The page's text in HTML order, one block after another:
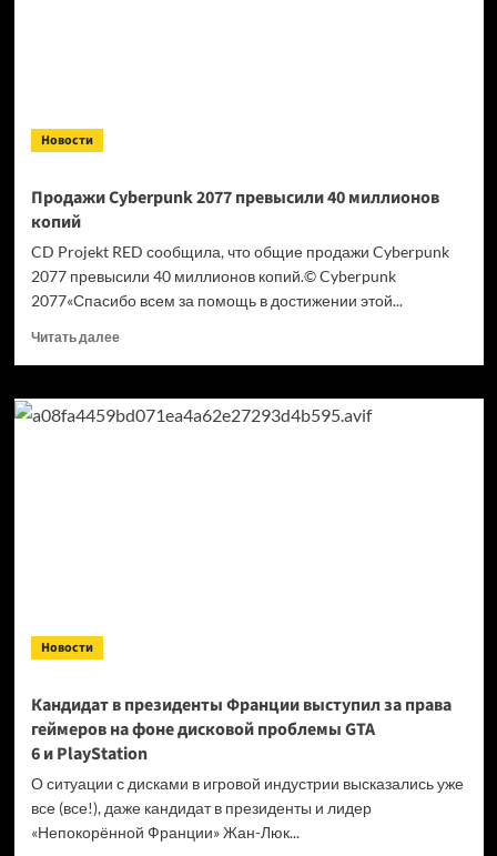
Новости
Продажи Cyberpunk 2077 превысили 40 миллионов
копий
CD Projekt RED сообщила, что общие продажи Cyberpunk
2077 превысили 40 миллионов копий.© Cyberpunk
2077«Спасибо всем за помощь в достижении этой...
Читать далееПрочитать
Продажи
Cyberpunk
Новости
Кандидат в президенты Франции выступил за права
геймеров на фоне дисковой проблемы GTA
6 и PlayStation
О ситуации с дисками в игровой индустрии высказались уже
все (все!), даже кандидат в президенты и лидер
«Непокорённой Франции» Жан-Люк...